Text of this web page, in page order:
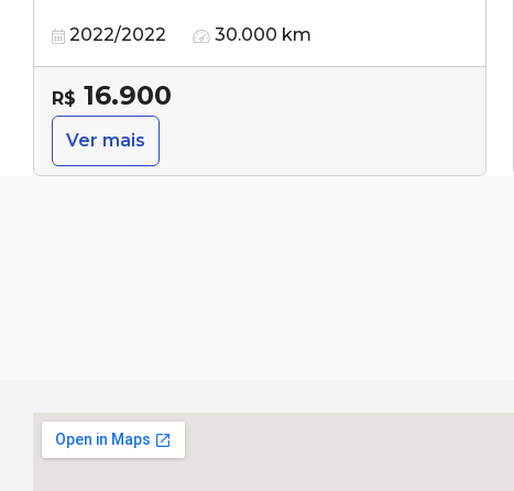
2022/2022 30.000 km
R$ 16.900
Ver mais